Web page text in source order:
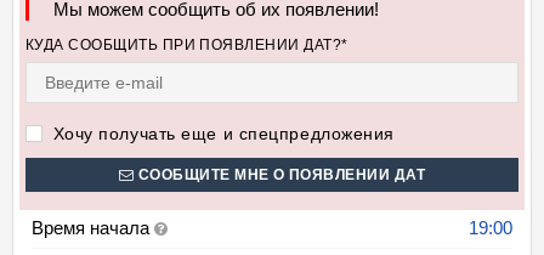
Мы можем сообщить об их появлении!
КУДА СООБЩИТЬ ПРИ ПОЯВЛЕНИИ ДАТ?*
Хочу получать еще и спецпредложения
СООБЩИТЕ МНЕ О ПОЯВЛЕНИИ ДАТ
Время начала
19:00